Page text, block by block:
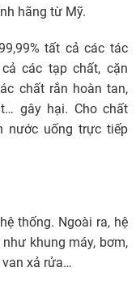
hãng từ Mỹ.
tất cả các tác
các tạp chất, cặn
chất rắn hoàn tan,
gây hại. Cho chất
nước uống trực tiếp
thống. Ngoài ra, hệ
khung máy, bơm,
xả rửa…